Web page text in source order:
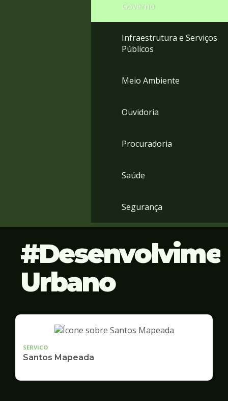
Governo
Infraestrutura e Serviços
Públicos
Meio Ambiente
Ouvidoria
Procuradoria
Saúde
Segurança
Urbano
SERVICO
Santos Mapeada